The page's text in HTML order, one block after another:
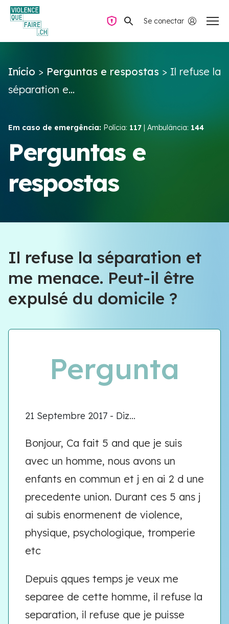
Se conectar
Perguntas e respostas
Violência no casal
Recursos e campanhas
Équipe VIOLENCE QUE FAIRE
Meet our team
Navegação privada
Início > Perguntas e respostas > Il refuse la
séparation e...
Em caso de emergência: Polícia: 117 | Ambulância: 144
Perguntas e
respostas
Il refuse la séparation et
me menace. Peut-il être
expulsé du domicile ?
Pergunta
21 Septembre 2017 - Diz...
Bonjour, Ca fait 5 and que je suis
avec un homme, nous avons un
enfants en commun et j en ai 2 d une
precedente union. Durant ces 5 ans j
ai subis enormenent de violence,
physique, psychologique, tromperie
etc
Depuis qques temps je veux me
separee de cette homme, il refuse la
separation, il refuse que je puisse